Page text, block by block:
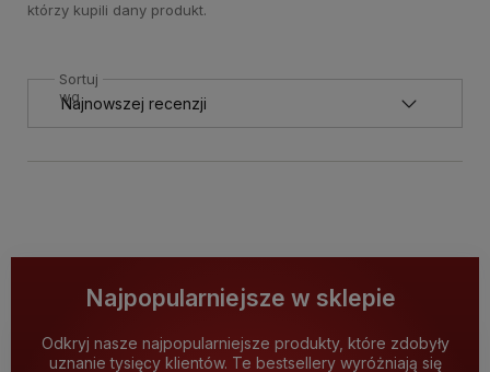
którzy kupili dany produkt.
Sortuj
wg
Najpopularniejsze w sklepie
Odkryj nasze najpopularniejsze produkty, które zdobyły
uznanie tysięcy klientów. Te bestsellery wyróżniają się